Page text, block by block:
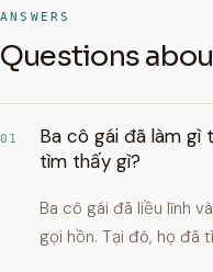
ANSWERS
Questions
01
Ba cô gái đã làm gì
tìm thấy gì?
Ba cô gái đã liều lĩnh
gọi hồn. Tại đó, họ đã